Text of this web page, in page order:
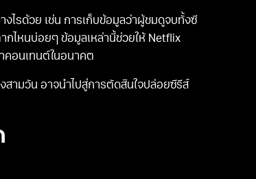
งไรด้วย เช่น การเก็บข้อมูลว่าผู้ชมดูจบทั้งซี
กไหนบ่อยๆ ข้อมูลเหล่านี้ช่วยให้ Netflix
คอนเทนต์ในอนาคต
ามวัน อาจนำไปสู่การตัดสินใจปล่อยซีรีส์